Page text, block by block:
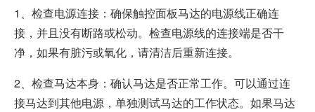
新闻
企业信息
1、检查电源连接：确保触控面板马达的电源线正确连
接，并且没有断路或松动。检查电源线的连接端是否干
净，如果有脏污或氧化，请清洁后重新连接。
2、检查马达本身：确认马达是否正常工作。可以通过连
接马达到其他电源，单独测试马达的工作状态。如果马达